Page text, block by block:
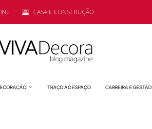
CASA E CONSTRUÇÃO
TRAÇO AO ESPAÇO CARREIRA E GESTÃO